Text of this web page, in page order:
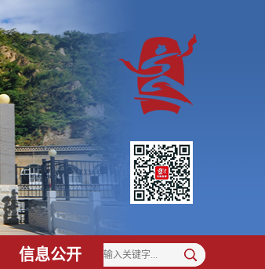
信息公开